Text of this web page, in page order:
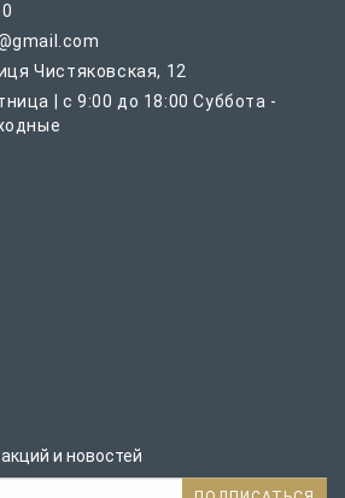
Чистяковская, 12
| с 9:00 до 18:00 Суббота -
и новостей